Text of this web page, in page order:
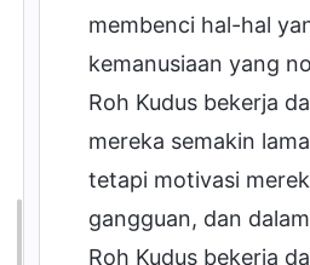
membenci hal-hal
kemanusiaan yang
Roh Kudus bekerja
mereka semakin
tetapi motivasi
gangguan, dan
Roh Kudus bekerja